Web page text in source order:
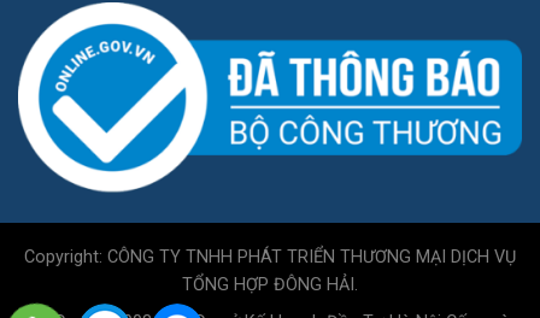
Copyright: CÔNG TY TNHH PHÁT TRIỂN THƯƠNG MẠI DỊCH VỤ
TỔNG HỢP ĐÔNG HẢI.